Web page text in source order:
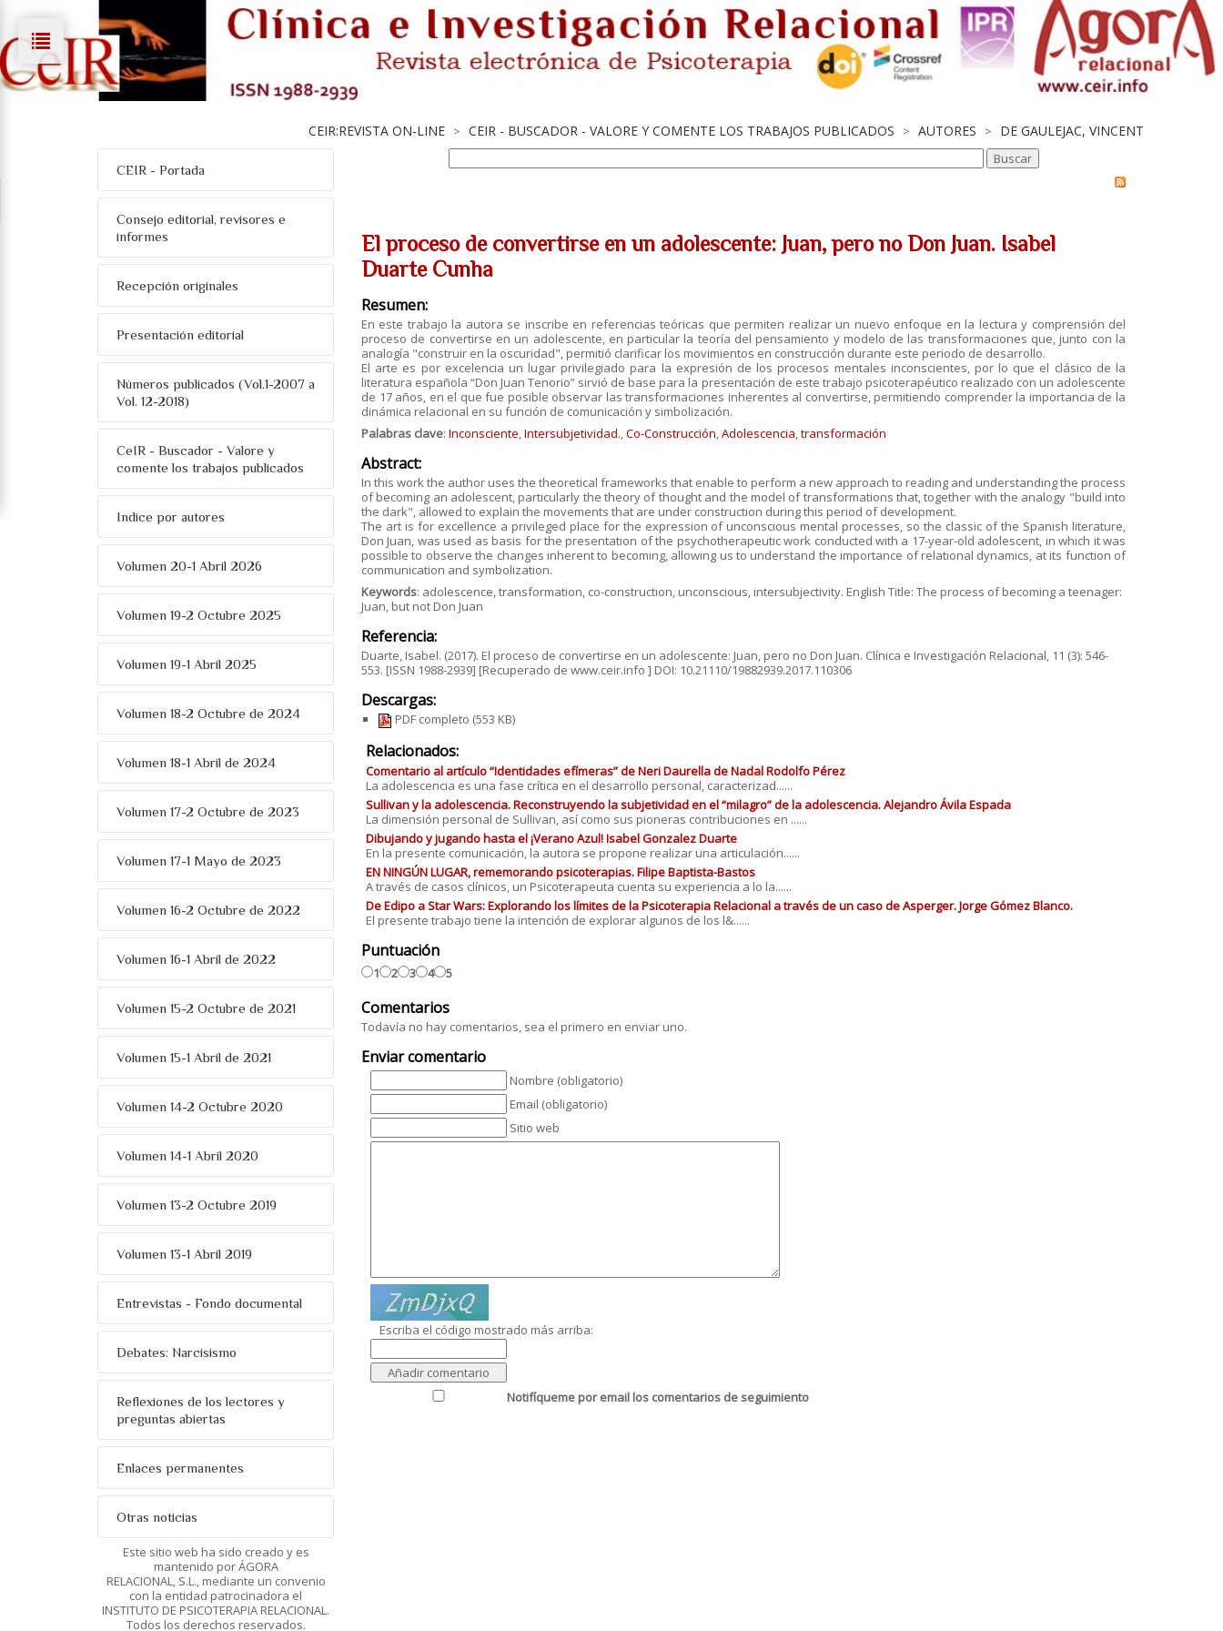
CEIR:REVISTA ON-LINE > CEIR - BUSCADOR - VALORE Y COMENTE LOS TRABAJOS PUBLICADOS > AUTORES > DE GAULEJAC, VINCENT
CEIR - Portada
Consejo editorial, revisores e
informes
Recepción originales
Presentación editorial
Números publicados (Vol.1-2007 a
Vol. 12-2018)
CeIR - Buscador - Valore y
comente los trabajos publicados
Indice por autores
Volumen 20-1 Abril 2026
Volumen 19-2 Octubre 2025
Volumen 19-1 Abril 2025
Volumen 18-2 Octubre de 2024
Volumen 18-1 Abril de 2024
Volumen 17-2 Octubre de 2023
Volumen 17-1 Mayo de 2023
Volumen 16-2 Octubre de 2022
Volumen 16-1 Abril de 2022
Volumen 15-2 Octubre de 2021
Volumen 15-1 Abril de 2021
Volumen 14-2 Octubre 2020
Volumen 14-1 Abril 2020
Volumen 13-2 Octubre 2019
Volumen 13-1 Abril 2019
Entrevistas - Fondo documental
Debates: Narcisismo
Reflexiones de los lectores y
preguntas abiertas
Enlaces permanentes
Otras noticias
Este sitio web ha sido creado y es
mantenido por ÁGORA
RELACIONAL, S.L., mediante un convenio
con la entidad patrocinadora el
INSTITUTO DE PSICOTERAPIA RELACIONAL.
Todos los derechos reservados.
El proceso de convertirse en un adolescente: Juan, pero no Don Juan. Isabel
Duarte Cunha
Resumen:
En este trabajo la autora se inscribe en referencias teóricas que permiten realizar un nuevo enfoque en la lectura y comprensión del
proceso de convertirse en un adolescente, en particular la teoría del pensamiento y modelo de las transformaciones que, junto con la
analogía "construir en la oscuridad", permitió clarificar los movimientos en construcción durante este periodo de desarrollo.
El arte es por excelencia un lugar privilegiado para la expresión de los procesos mentales inconscientes, por lo que el clásico de la
literatura española “Don Juan Tenorio” sirvió de base para la presentación de este trabajo psicoterapéutico realizado con un adolescente
de 17 años, en el que fue posible observar las transformaciones inherentes al convertirse, permitiendo comprender la importancia de la
dinámica relacional en su función de comunicación y simbolización.
Palabras clave: Inconsciente,Intersubjetividad.,Co-Construcción,Adolescencia,transformación
Abstract:
In this work the author uses the theoretical frameworks that enable to perform a new approach to reading and understanding the process
of becoming an adolescent, particularly the theory of thought and the model of transformations that, together with the analogy "build into
the dark", allowed to explain the movements that are under construction during this period of development.
The art is for excellence a privileged place for the expression of unconscious mental processes, so the classic of the Spanish literature,
Don Juan, was used as basis for the presentation of the psychotherapeutic work conducted with a 17-year-old adolescent, in which it was
possible to observe the changes inherent to becoming, allowing us to understand the importance of relational dynamics, at its function of
communication and symbolization.
Keywords: adolescence, transformation, co-construction, unconscious, intersubjectivity. English Title: The process of becoming a teenager:
Juan, but not Don Juan
Referencia:
Duarte, Isabel. (2017). El proceso de convertirse en un adolescente: Juan, pero no Don Juan. Clínica e Investigación Relacional, 11 (3): 546-
553. [ISSN 1988-2939] [Recuperado de www.ceir.info ] DOI: 10.21110/19882939.2017.110306
Descargas:
PDF completo (553 KB)
Relacionados:
Comentario al artículo “Identidades efímeras” de Neri Daurella de Nadal Rodolfo Pérez
La adolescencia es una fase crítica en el desarrollo personal, caracterizad......
Sullivan y la adolescencia. Reconstruyendo la subjetividad en el “milagro” de la adolescencia. Alejandro Ávila Espada
La dimensión personal de Sullivan, así como sus pioneras contribuciones en ......
Dibujando y jugando hasta el ¡Verano Azul! Isabel Gonzalez Duarte
En la presente comunicación, la autora se propone realizar una articulación......
EN NINGÚN LUGAR, rememorando psicoterapias. Filipe Baptista-Bastos
A través de casos clínicos, un Psicoterapeuta cuenta su experiencia a lo la......
De Edipo a Star Wars: Explorando los límites de la Psicoterapia Relacional a través de un caso de Asperger. Jorge Gómez Blanco.
El presente trabajo tiene la intención de explorar algunos de los l&......
Puntuación
1 2 3 4 5
Comentarios
Todavía no hay comentarios, sea el primero en enviar uno.
Enviar comentario
Nombre (obligatorio)
Email (obligatorio)
Sitio web
Escriba el código mostrado más arriba:
Notifíqueme por email los comentarios de seguimiento